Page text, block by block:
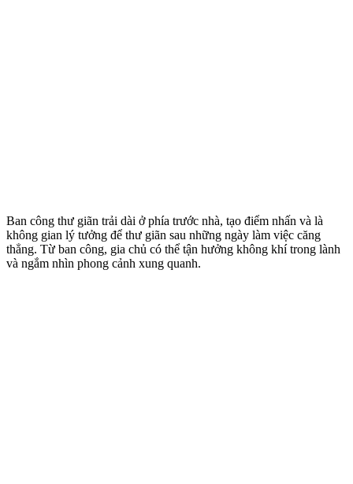
Ban công thư giãn trải dài ở phía trước nhà, tạo điểm nhấn và là
không gian lý tưởng để thư giãn sau những ngày làm việc căng
thẳng. Từ ban công, gia chủ có thể tận hưởng không khí trong lành
và ngắm nhìn phong cảnh xung quanh.